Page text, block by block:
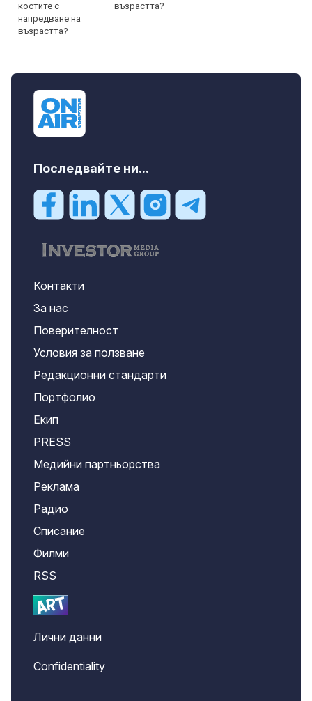
възрастта?
Последвайте ни...
Контакти
За нас
Поверителност
Условия за ползване
Редакционни стандарти
Портфолио
Екип
PRESS
Медийни партньорства
Реклама
Радио
Списание
Филми
RSS
Лични данни
Confidentiality